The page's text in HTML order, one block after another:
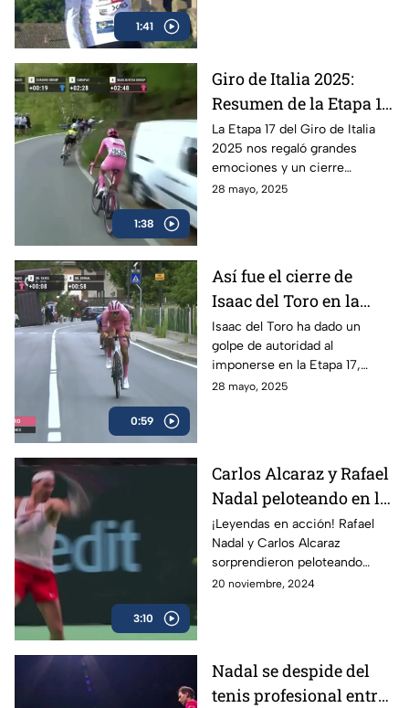
1:41
1:38
Giro de Italia 2025:
Resumen de la Etapa 17
y el triunfo de Isaac del
Toro
La Etapa 17 del Giro de Italia
2025 nos regaló grandes
emociones y un cierre
espectacular, en donde el líder
28 mayo, 2025
0:59
Así fue el cierre de
Isaac del Toro en la
Etapa 17 del Giro de
Italia
Isaac del Toro ha dado un
golpe de autoridad al
imponerse en la Etapa 17,
consolidándose como líder de
28 mayo, 2025
3:10
Carlos Alcaraz y Rafael
Nadal peloteando en la
Copa Davis
¡Leyendas en acción! Rafael
Nadal y Carlos Alcaraz
sorprendieron peloteando
juntos en la Copa Davis
20 noviembre, 2024
Nadal se despide del
tenis profesional entre